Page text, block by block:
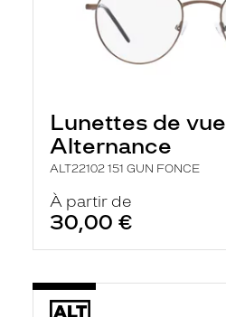
Lunettes de vue
Alternance
ALT22102 151 GUN FONCE
À partir de
30,00 €